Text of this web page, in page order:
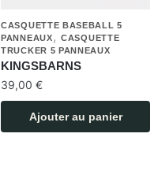
CASQUETTE BASEBALL 5
PANNEAUX,CASQUETTE
TRUCKER 5 PANNEAUX
KINGSBARNS
39,00 €
Ajouter au panier